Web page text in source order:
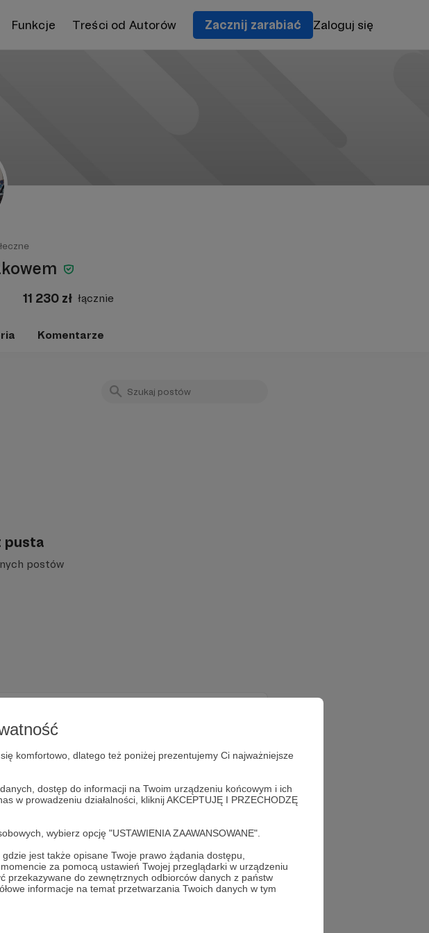
komfortowo, dlatego też poniżej prezentujemy Ci najważniejsze
dostęp do informacji na Twoim urządzeniu końcowym i ich
w prowadzeniu działalności, kliknij AKCEPTUJĘ I PRZECHODZĘ
wybierz opcję "USTAWIENIA ZAAWANSOWANE".
jest także opisane Twoje prawo żądania dostępu,
za pomocą ustawień Twojej przeglądarki w urządzeniu
przekazywane do zewnętrznych odbiorców danych z państw
informacje na temat przetwarzania Twoich danych w tym
Funkcje Treści od Autorów Zacznij zarabiać Zaloguj się
11 230 zł łącznie
Komentarze
pusta
postów
z Krakowem